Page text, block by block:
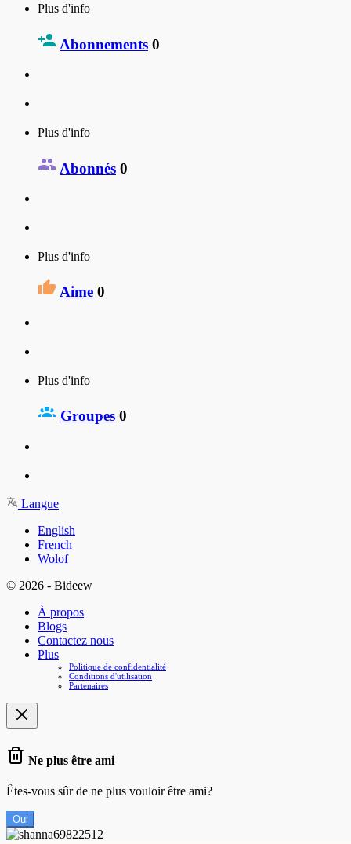
Plus d'info
Abonnements 0
Plus d'info
Abonnés 0
Plus d'info
Aime 0
Plus d'info
Groupes 0
Langue
English
French
Wolof
© 2026 - Bideew
À propos
Blogs
Contactez nous
Plus
Politique de confidentialité
Conditions d'utilisation
Partenaires
Ne plus être ami
Êtes-vous sûr de ne plus vouloir être ami?
Oui